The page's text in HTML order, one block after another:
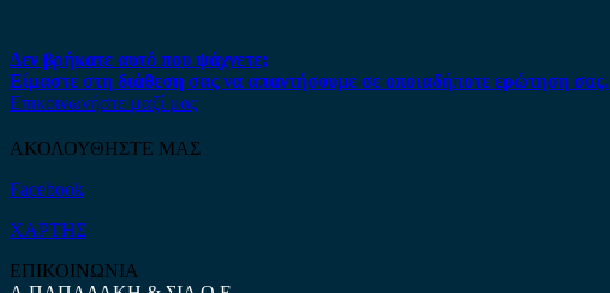
Δεν βρήκατε αυτό που ψάχνετε;
Είμαστε στη διάθεση σας να απαντήσουμε σε οποιαδήποτε ερώτηση σας.
Επικοινωνήστε μαζί μας
ΑΚΟΛΟΥΘΗΣΤΕ ΜΑΣ
Facebook
ΧΑΡΤΗΣ
ΕΠΙΚΟΙΝΩΝΙΑ